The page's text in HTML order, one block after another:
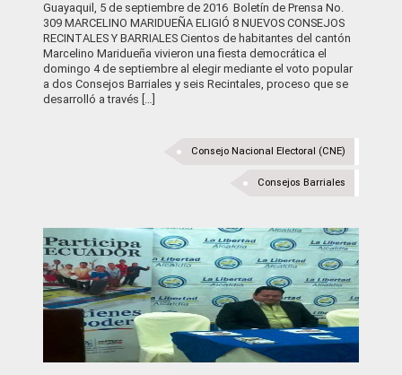
Guayaquil, 5 de septiembre de 2016 Boletín de Prensa No.
309 MARCELINO MARIDUEÑA ELIGIÓ 8 NUEVOS CONSEJOS
RECINTALES Y BARRIALES Cientos de habitantes del cantón
Marcelino Maridueña vivieron una fiesta democrática el
domingo 4 de septiembre al elegir mediante el voto popular
a dos Consejos Barriales y seis Recintales, proceso que se
desarrolló a través […]
Consejo Nacional Electoral (CNE)
Consejos Barriales